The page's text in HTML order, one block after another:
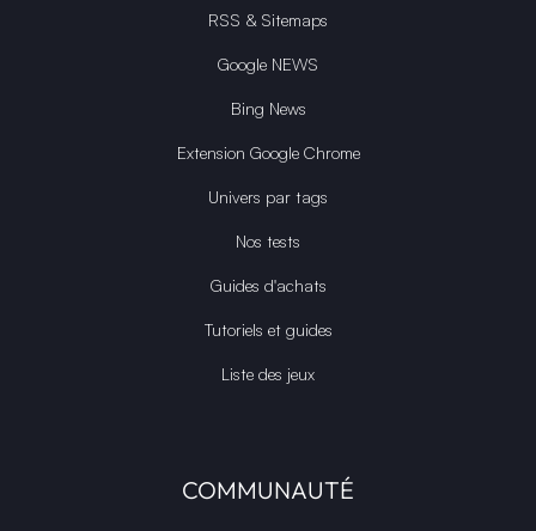
RSS & Sitemaps
Google NEWS
Bing News
Extension Google Chrome
Univers par tags
Nos tests
Guides d'achats
Tutoriels et guides
Liste des jeux
COMMUNAUTÉ